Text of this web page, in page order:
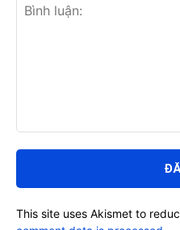
luận:
This site uses Akismet to